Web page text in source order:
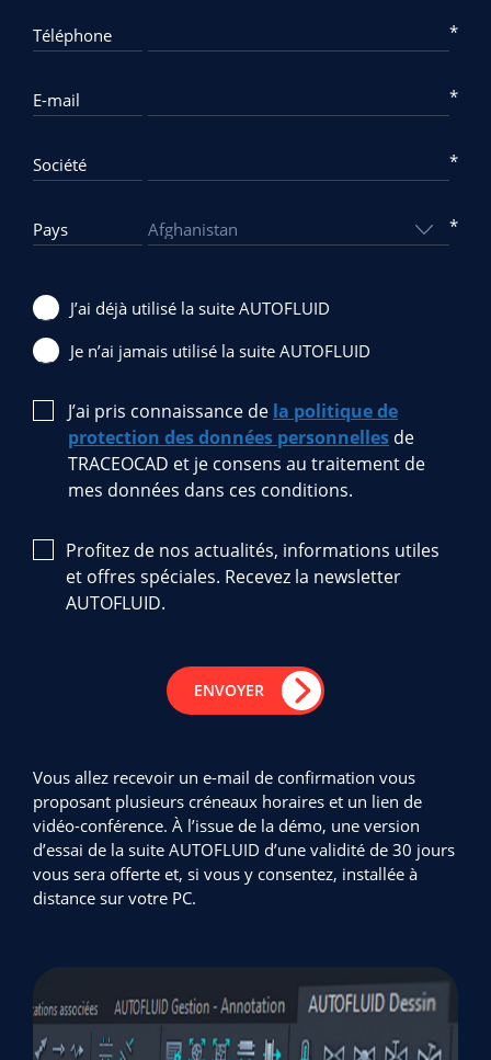
Téléphone *
E-mail *
Société *
Pays *
J’ai déjà utilisé la suite AUTOFLUID
Je n’ai jamais utilisé la suite AUTOFLUID
J’ai pris connaissance de la politique de
protection des données personnelles de
TRACEOCAD et je consens au traitement de
mes données dans ces conditions.
Profitez de nos actualités, informations utiles
et offres spéciales. Recevez la newsletter
AUTOFLUID.
Vous allez recevoir un e-mail de confirmation vous
proposant plusieurs créneaux horaires et un lien de
vidéo-conférence. À l’issue de la démo, une version
d’essai de la suite AUTOFLUID d’une validité de 30 jours
vous sera offerte et, si vous y consentez, installée à
distance sur votre PC.